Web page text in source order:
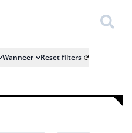
Wanneer Reset filters